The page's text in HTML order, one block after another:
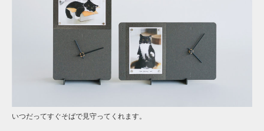
いつだってすぐそばで見守ってくれます。